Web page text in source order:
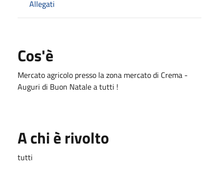
Allegati
Cos'è
Mercato agricolo presso la zona mercato di Crema -
Auguri di Buon Natale a tutti !
A chi è rivolto
tutti